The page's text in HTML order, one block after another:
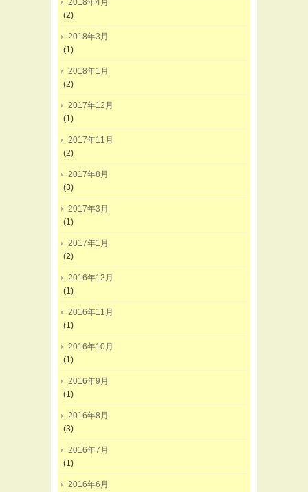
(2)
2018年3月
(1)
2018年1月
(2)
2017年12月
(1)
2017年11月
(2)
2017年8月
(3)
2017年3月
(1)
2017年1月
(2)
2016年12月
(1)
2016年11月
(1)
2016年10月
(1)
2016年9月
(1)
2016年8月
(3)
2016年7月
(1)
2016年6月